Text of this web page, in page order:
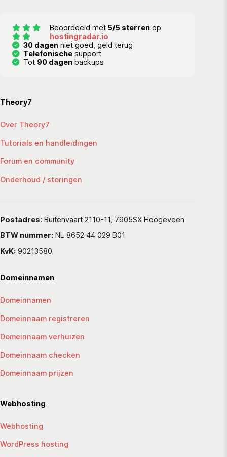
Beoordeeld met 5/5 sterrenop
hostingradar.io
30 dagen niet goed, geld terug
Telefonische support
Tot 90 dagen backups
Theory7
Over Theory7
Tutorials en handleidingen
Forum en community
Onderhoud / storingen
Postadres: Buitenvaart 2110-11, 7905SX Hoogeveen
BTW nummer: NL 8652 44 029 B01
KvK: 90213580
Domeinnamen
Domeinnamen
Domeinnaam registreren
Domeinnaam verhuizen
Domeinnaam checken
Domeinnaam prijzen
Webhosting
Webhosting
WordPress hosting